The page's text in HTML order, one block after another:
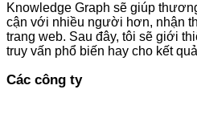
Knowledge Graph sẽ giúp
cận với nhiều người hơn, nhận
trang web. Sau đây, tôi sẽ giới
truy vấn phổ biến hay cho kết
Các công ty